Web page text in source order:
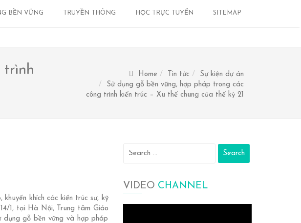
BỀN VỮNG TRUYỀN THÔNG HỌC TRỰC TUYẾN SITEMAP
trình
Home Tin tức
Sự kiện dự án
Sử dụng gỗ bền vững, hợp pháp trong các
công trình kiến trúc – Xu thế chung của thế kỷ 21
khích các kiến trúc sư, kỹ
1, tại Hà Nội, Trung tâm Giáo
gỗ bền vững và hợp pháp
Search
VIDEO CHANNEL